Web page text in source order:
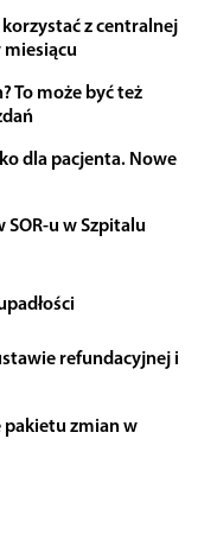
z centralnej
To może być też
dla pacjenta. Nowe
u w Szpitalu
refundacyjnej i
zmian w